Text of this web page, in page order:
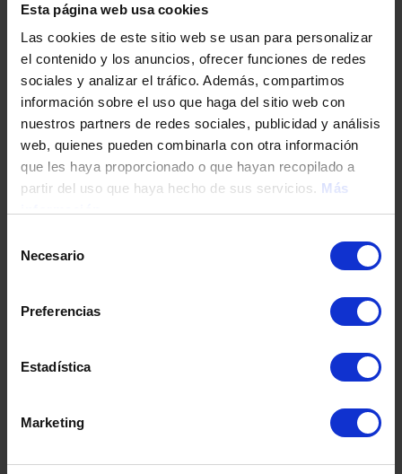
Esta página web usa cookies
Las cookies de este sitio web se usan para personalizar
el contenido y los anuncios, ofrecer funciones de redes
sociales y analizar el tráfico. Además, compartimos
información sobre el uso que haga del sitio web con
nuestros partners de redes sociales, publicidad y análisis
web, quienes pueden combinarla con otra información
que les haya proporcionado o que hayan recopilado a
partir del uso que haya hecho de sus servicios. Más
Necesario
Preferencias
Estadística
Marketing
Tu nombre y apellidos
Tu email
Tu teléfono
Fecha de nacimiento
Dirección